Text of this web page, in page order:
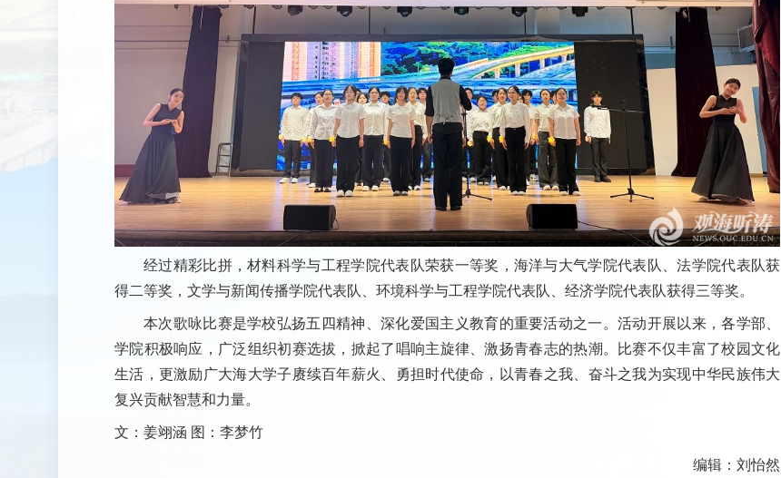
经过精彩比拼，材料科学与工程学院代表队荣获一等奖，海洋与大气学院代表队、法学院代表队获
得二等奖，文学与新闻传播学院代表队、环境科学与工程学院代表队、经济学院代表队获得三等奖。
本次歌咏比赛是学校弘扬五四精神、深化爱国主义教育的重要活动之一。活动开展以来，各学部、
学院积极响应，广泛组织初赛选拔，掀起了唱响主旋律、激扬青春志的热潮。比赛不仅丰富了校园文化
生活，更激励广大海大学子赓续百年薪火、勇担时代使命，以青春之我、奋斗之我为实现中华民族伟大
复兴贡献智慧和力量。
文：姜翊涵 图：李梦竹
编辑：刘怡然